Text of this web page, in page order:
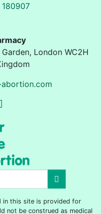
London WC2H
in this site is provided for
not be construed as medical